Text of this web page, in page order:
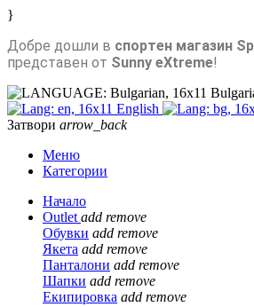
}
Добре дошли в спортен магазин
представен от Sunny eXtreme!
English
Затвори arrow_back
Меню
Категории
Начало
Outlet add remove
Обувки add remove
Якета add remove
Панталони add remove
Шапки add remove
Екипировка add remove